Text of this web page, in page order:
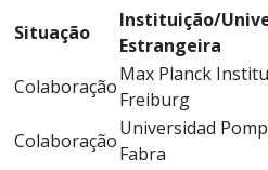
Situação
Instituição/
Estrangeira
Colaboração
Max Planck
Freiburg
Colaboração
Universidad
Fabra